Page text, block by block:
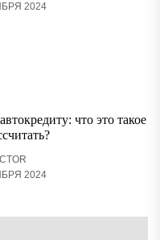
2024
что это такое
2024